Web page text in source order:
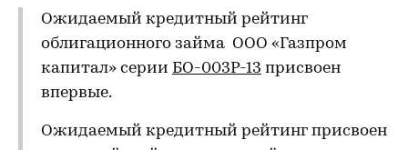
Ожидаемый кредитный рейтинг
облигационного займа ООО «Газпром
капитал» серии БО-003Р-13 присвоен
впервые.
Ожидаемый кредитный рейтинг присвоен